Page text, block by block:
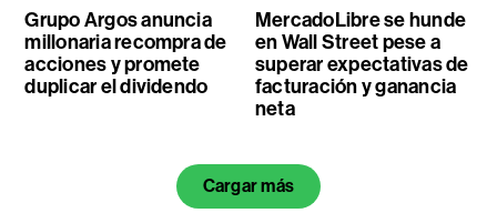
Grupo Argos anuncia
millonaria recompra de
acciones y promete
duplicar el dividendo
MercadoLibre se hunde
en Wall Street pese a
superar expectativas de
facturación y ganancia
neta
Cargar más